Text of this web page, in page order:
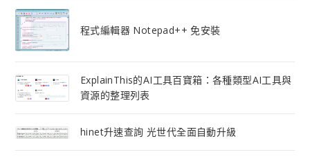
程式編輯器 Notepad++ 免安裝
ExplainThis的AI工具百寶箱：各種類型AI工具與
資源的整理列表
hinet升速查詢 光世代全面自動升級